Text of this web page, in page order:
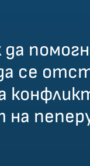
да
се